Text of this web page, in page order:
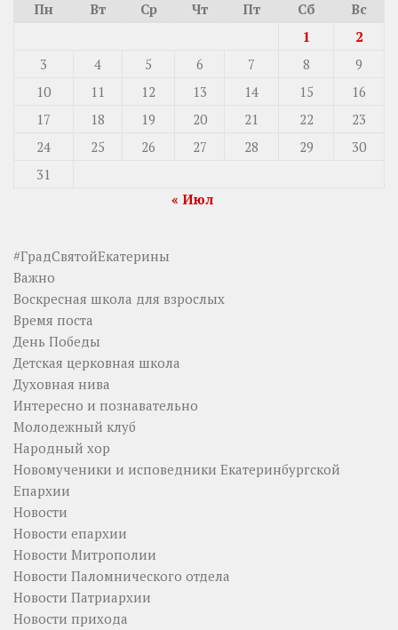
Пн
Вт Ср Чт Пт Сб
Вс
1
2
3
4 5 6 7 8
9
10
11 12 13 14 15
16
17
18 19 20 21 22
23
24
25 26 27 28 29
30
31
« Июл
#ГрадСвятойЕкатерины
Важно
Воскресная школа для взрослых
Время поста
День Победы
Детская церковная школа
Духовная нива
Интересно и познавательно
Молодежный клуб
Народный хор
Новомученики и исповедники Екатеринбургской
Епархии
Новости
Новости епархии
Новости Митрополии
Новости Паломнического отдела
Новости Патриархии
Новости прихода